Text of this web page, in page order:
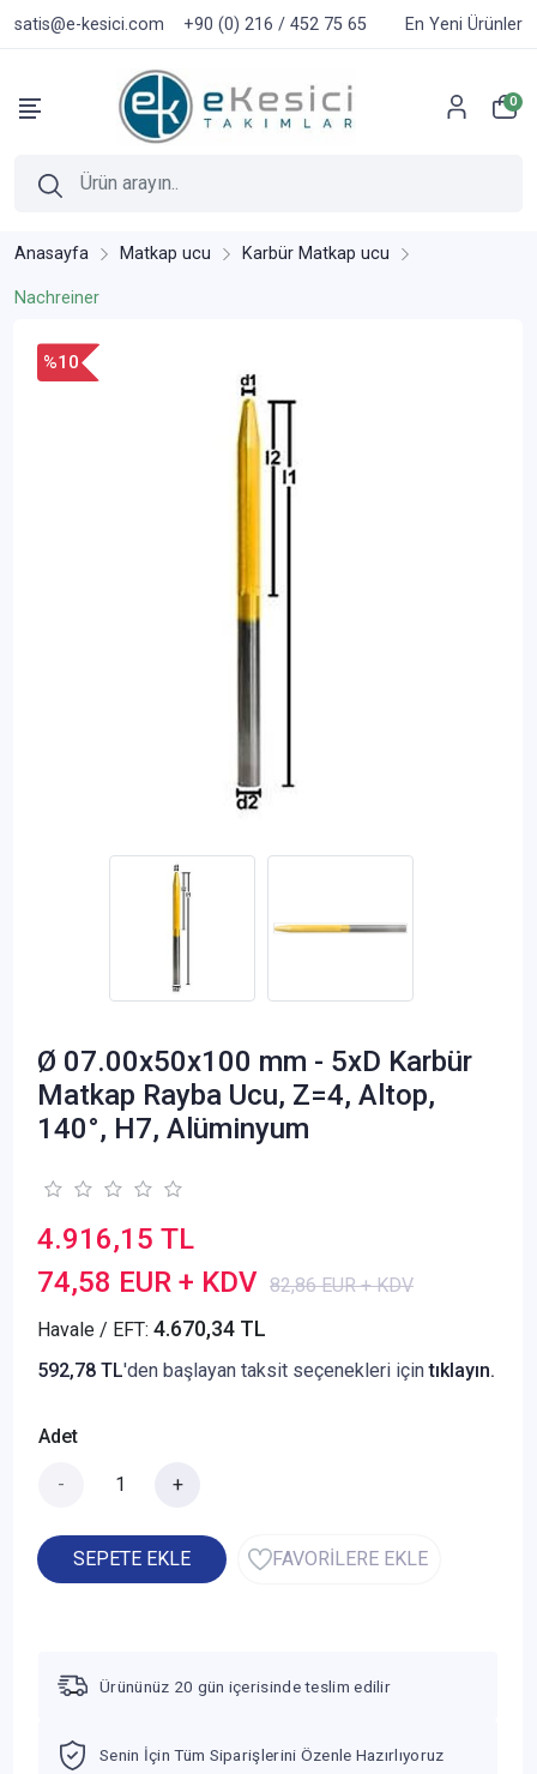
satis@e-kesici.com +90 (0) 216 / 452 75 65 En Yeni Ürünler
0
Anasayfa Matkap ucu Karbür Matkap ucu
Nachreiner
%10
Ø 07.00x50x100 mm - 5xD Karbür
Matkap Rayba Ucu, Z=4, Altop,
140°, H7, Alüminyum
4.916,15 TL
74,58 EUR + KDV 82,86 EUR + KDV
Havale / EFT: 4.670,34 TL
592,78 TL'den başlayan taksit seçenekleri içintıklayın.
Adet
- +
SEPETE EKLE FAVORİLERE EKLE
Ürününüz 20 gün içerisinde teslim edilir
Senin İçin Tüm Siparişlerini Özenle Hazırlıyoruz